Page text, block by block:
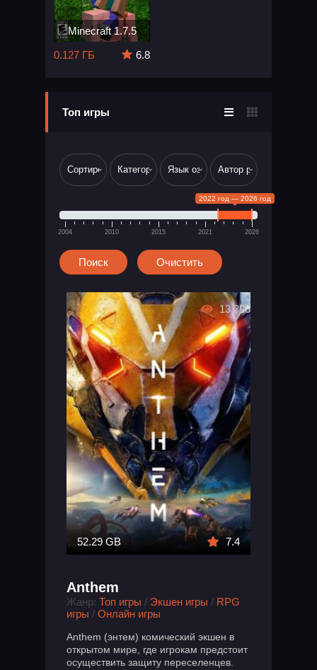
Minecraft 1.7.5
0.127 ГБ
6.8
Топ игры
2022 год — 2026 год
2004 2010 2015 2021 2026
52.29 GB 7.4
Anthem
Жанр: Топ игры / Экшен игры / RPG
игры / Онлайн игры
Anthem (энтем) комический экшен в
открытом мире, где игрокам предстоит
осуществить защиту переселенцев.
13 328